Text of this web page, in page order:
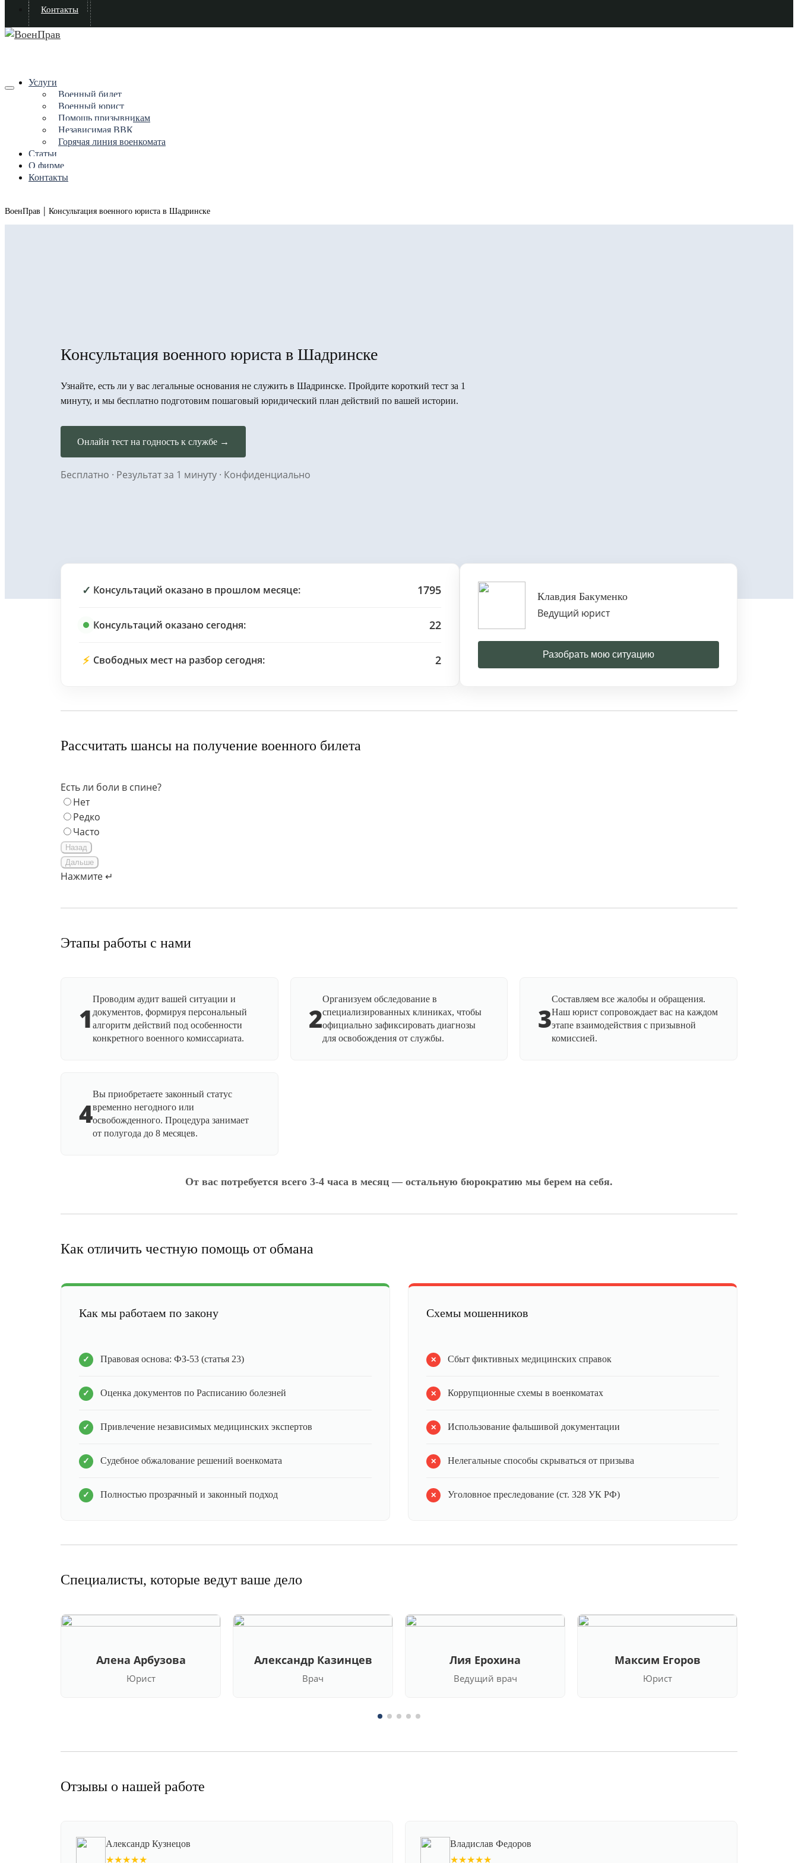
Контакты
Услуги
Военный билет
Военный юрист
Помощь призывникам
Независимая ВВК
Горячая линия военкомата
Статьи
О фирме
Контакты
ВоенПрав | Консультация военного юриста в Шадринске
Консультация военного юриста в Шадринске
Узнайте, есть ли у вас легальные основания не служить в Шадринске. Пройдите короткий тест за 1
минуту, и мы бесплатно подготовим пошаговый юридический план действий по вашей истории.
Онлайн тест на годность к службе →
Бесплатно · Результат за 1 минуту · Конфиденциально
✓ Консультаций оказано в прошлом месяце: 1795
Консультаций оказано сегодня: 22
⚡ Свободных мест на разбор сегодня: 2
Клавдия Бакуменко
Ведущий юрист
Разобрать мою ситуацию
Рассчитать шансы на получение военного билета
Есть ли боли в спине?
Нет
Редко
Часто
Назад
Дальше
Нажмите ↵
Этапы работы с нами
1
Проводим аудит вашей ситуации и
документов, формируя персональный
алгоритм действий под особенности
конкретного военного комиссариата.
2
Организуем обследование в
специализированных клиниках, чтобы
официально зафиксировать диагнозы
для освобождения от службы.
3
Составляем все жалобы и обращения.
Наш юрист сопровождает вас на каждом
этапе взаимодействия с призывной
комиссией.
4
Вы приобретаете законный статус
временно негодного или
освобожденного. Процедура занимает
от полугода до 8 месяцев.
От вас потребуется всего 3-4 часа в месяц — остальную бюрократию мы берем на себя.
Как отличить честную помощь от обмана
Как мы работаем по закону
Правовая основа: ФЗ-53 (статья 23)
Оценка документов по Расписанию болезней
Привлечение независимых медицинских экспертов
Судебное обжалование решений военкомата
Полностью прозрачный и законный подход
Схемы мошенников
Сбыт фиктивных медицинских справок
Коррупционные схемы в военкоматах
Использование фальшивой документации
Нелегальные способы скрываться от призыва
Уголовное преследование (ст. 328 УК РФ)
Специалисты, которые ведут ваше дело
Алена Арбузова
Юрист
Александр Казинцев
Врач
Лия Ерохина
Ведущий врач
Максим Егоров
Юрист
Отзывы о нашей работе
Александр Кузнецов
★★★★★
Владислав Федоров
★★★★★